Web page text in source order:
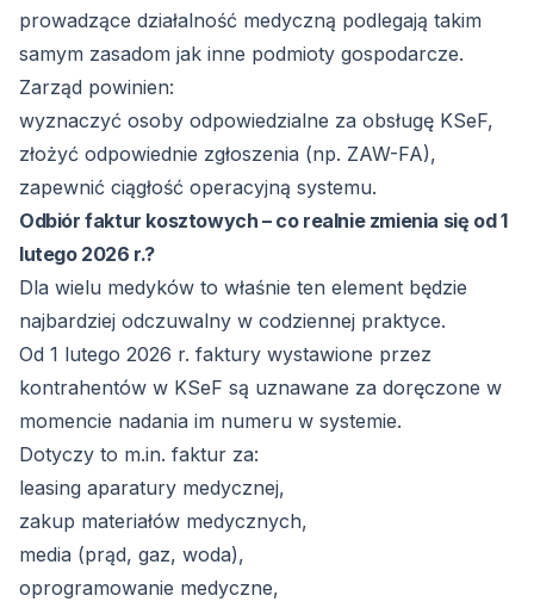
prowadzące działalność medyczną podlegają takim
samym zasadom jak inne podmioty gospodarcze.
Zarząd powinien:
wyznaczyć osoby odpowiedzialne za obsługę KSeF,
złożyć odpowiednie zgłoszenia (np. ZAW-FA),
zapewnić ciągłość operacyjną systemu.
Odbiór faktur kosztowych – co realnie zmienia się od 1
lutego 2026 r.?
Dla wielu medyków to właśnie ten element będzie
najbardziej odczuwalny w codziennej praktyce.
Od 1 lutego 2026 r. faktury wystawione przez
kontrahentów w KSeF są uznawane za doręczone w
momencie nadania im numeru w systemie.
Dotyczy to m.in. faktur za:
leasing aparatury medycznej,
zakup materiałów medycznych,
media (prąd, gaz, woda),
oprogramowanie medyczne,